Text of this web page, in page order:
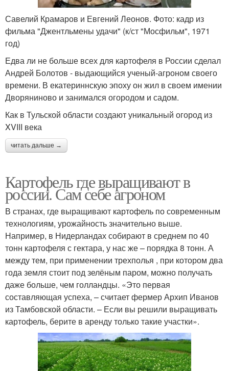
Савелий Крамаров и Евгений Леонов. Фото: кадр из
фильма "Джентльмены удачи" (к/ст "Мосфильм", 1971
год)
Едва ли не больше всех для картофеля в России сделал
Андрей Болотов - выдающийся ученый-агроном своего
времени. В екатериннскую эпоху он жил в своем имении
Дворяниново и занимался огородом и садом.
Как в Тульской области создают уникальный огород из
XVIII века
читать дальше →
Картофель где выращивают в
россии. Сам себе агроном
В странах, где выращивают картофель по современным
технологиям, урожайность значительно выше.
Например, в Нидерландах собирают в среднем по 40
тонн картофеля с гектара, у нас же – порядка 8 тонн. А
между тем, при применении трехполья , при котором два
года земля стоит под зелёным паром, можно получать
даже больше, чем голландцы. «Это первая
составляющая успеха, – считает фермер Архип Иванов
из Тамбовской области. – Если вы решили выращивать
картофель, берите в аренду только такие участки».